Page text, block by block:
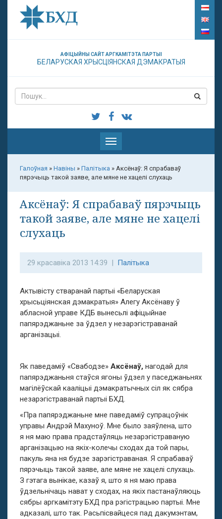
АФІЦЫЙНЫ САЙТ АРГКАМІТЭТА ПАРТЫІ
БЕЛАРУСКАЯ ХРЫСЦІЯНСКАЯ ДЭМАКРАТЫЯ
Паказаць
меню
Галоўная » Навіны » Палітыка » Аксёнаў: Я спрабаваў
пярэчыць такой заяве, але мяне не хацелі слухаць
Аксёнаў: Я спрабаваў пярэчыць
такой заяве, але мяне не хацелі
слухаць
29 красавіка 2013 14:39 | Палітыка
Актывісту стваранай партыі «Беларуская
хрысьціянская дэмакратыя» Алегу Аксёнаву ў
абласной управе КДБ вынесьлі афіцыйнае
папярэджаньне за ўдзел у незарэгістраванай
арганізацыі.
Як паведаміў «Свабодзе» Аксёнаў, нагодай для
папярэджаньня стаўся ягоны ўдзел у паседжаньнях
магілёўскай кааліцыі дэмакратычных сіл як сябра
незарэгістраванай партыі БХД.
«Пра папярэджаньне мне паведаміў супрацоўнік
управы Андрэй Махуноў. Мне было заяўлена, што
я ня маю права прадстаўляць незарэгістраваную
арганізацыю на якіх-колечы сходах да той пары,
пакуль яна ня будзе зарэгістраваная. Я спрабаваў
пярэчыць такой заяве, але мяне не хацелі слухаць.
З гэтага вынікае, казаў я, што я ня маю права
ўдзельнічаць нават у сходах, на якіх пастанаўляюць
сябры аргкамітэту БХД пра рэгістрацыю партыі. Мне
адказалі, што так. Расьпісвайцеся пад дакумэнтам,